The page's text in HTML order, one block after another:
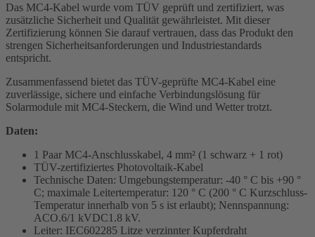
Das MC4-Kabel wurde vom TÜV geprüft und zertifiziert, was
zusätzliche Sicherheit und Qualität gewährleistet. Mit dieser
Zertifizierung können Sie darauf vertrauen, dass das Produkt den
strengen Sicherheitsanforderungen und Industriestandards
entspricht.
Zusammenfassend bietet das TÜV-geprüfte MC4-Kabel eine
zuverlässige, sichere und einfache Verbindungslösung für
Solarmodule mit MC4-Steckern, die Wind und Wetter trotzt.
Daten:
1 Paar MC4-Anschlusskabel, 4 mm² (1 schwarz + 1 rot)
TÜV-zertifiziertes Photovoltaik-Kabel
Technische Daten: Umgebungstemperatur: -40 ° C bis +90 °
C; maximale Leitertemperatur: 120 ° C (200 ° C Kurzschluss-
Temperatur innerhalb von 5 s ist erlaubt); Nennspannung:
ACO.6/1 kVDC1.8 kV.
Leiter: IEC602285 Litze verzinnter Kupferdraht